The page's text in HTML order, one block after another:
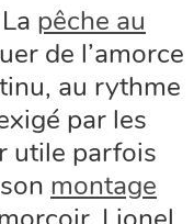
pêche au
de l’amorce
au rythme
par les
utile parfois
montage